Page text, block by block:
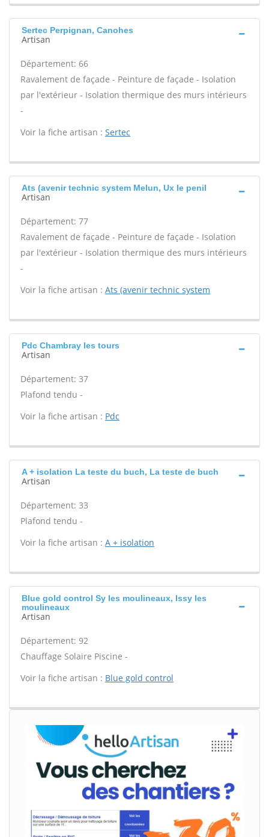
Sertec Perpignan, Canohes
Artisan
Département: 66
Ravalement de façade - Peinture de façade - Isolation
par l'extérieur - Isolation thermique des murs intérieurs
-
Voir la fiche artisan : Sertec
Ats (avenir technic system Melun, Ux le penil
Artisan
Département: 77
Ravalement de façade - Peinture de façade - Isolation
par l'extérieur - Isolation thermique des murs intérieurs
-
Voir la fiche artisan : Ats (avenir technic system
Pdc Chambray les tours
Artisan
Département: 37
Plafond tendu -
Voir la fiche artisan : Pdc
A + isolation La teste du buch, La teste de buch
Artisan
Département: 33
Plafond tendu -
Voir la fiche artisan : A + isolation
Blue gold control Sy les moulineaux, Issy les
moulineaux
Artisan
Département: 92
Chauffage Solaire Piscine -
Voir la fiche artisan : Blue gold control